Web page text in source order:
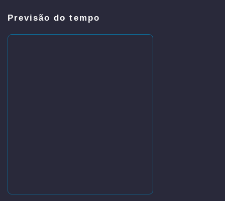
Previsão do tempo